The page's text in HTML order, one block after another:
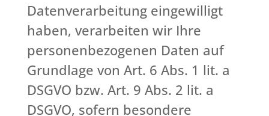
Datenverarbeitung eingewilligt
haben, verarbeiten wir Ihre
personenbezogenen Daten auf
Grundlage von Art. 6 Abs. 1 lit. a
DSGVO bzw. Art. 9 Abs. 2 lit. a
DSGVO, sofern besondere